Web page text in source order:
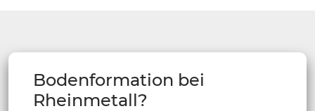
Bodenformation bei
Rheinmetall?